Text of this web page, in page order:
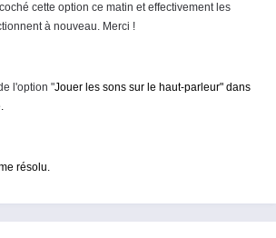
cette option ce matin et effectivement les
à nouveau. Merci !
l'option "Jouer les sons sur le haut-parleur" dans
résolu.